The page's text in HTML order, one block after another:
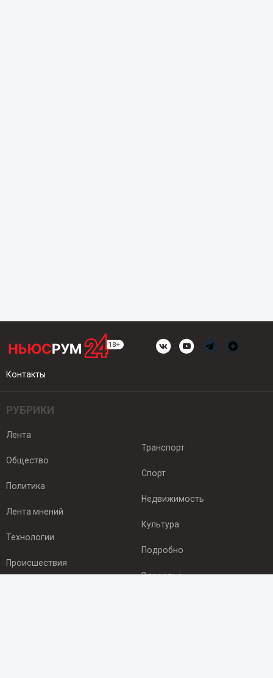
Контакты
РУБРИКИ
Лента
Общество
Политика
Лента мнений
Технологии
Происшествия
Транспорт
Спорт
Недвижимость
Культура
Подробно
Здоровье